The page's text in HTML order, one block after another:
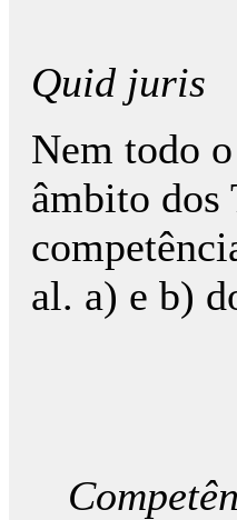
Quid juris
Nem todo
âmbito dos
al. a) e b)